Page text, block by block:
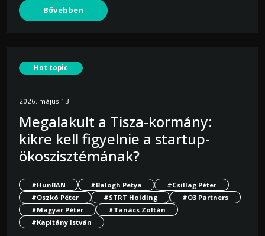
Bővebben
Hot topic
2026. május 13.
Megalakult a Tisza-kormány:
kikre kell figyelnie a startup-
ökoszisztémának?
#HunBAN #Balogh Petya
#Csillag Péter
#Oszkó Péter
#STRT Holding
#O3 Partners
#Magyar Péter
#Tanács Zoltán
#Kapitány István